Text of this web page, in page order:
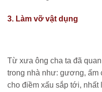
3. Làm vỡ vật dụng
Từ xưa ông cha ta đã
trong nhà như: gương,
cho điềm xấu sắp tới, nhất